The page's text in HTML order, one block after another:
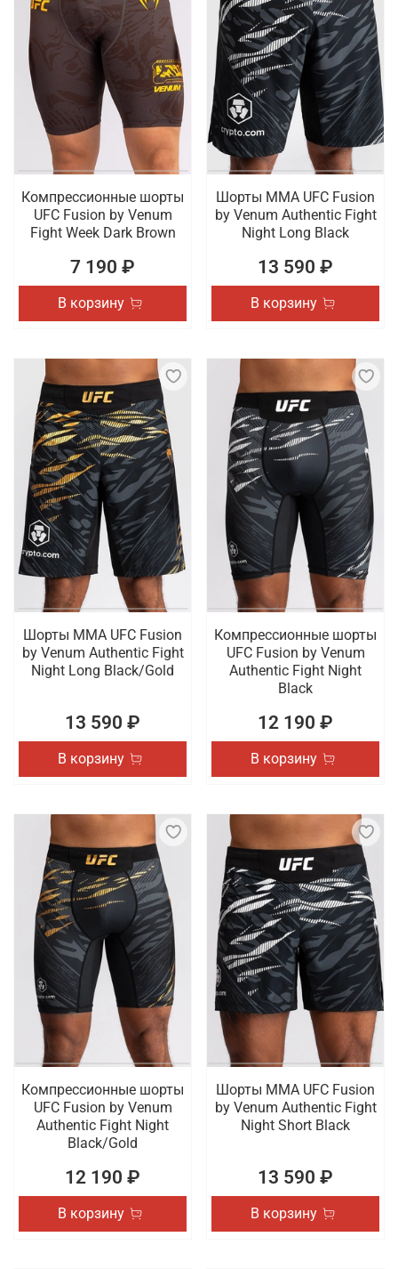
Компрессионные шорты
UFC Fusion by Venum
Fight Week Dark Brown
7 190 ₽
В корзину
Шорты ММА UFC Fusion
by Venum Authentic Fight
Night Long Black
13 590 ₽
В корзину
Шорты ММА UFC Fusion
by Venum Authentic Fight
Night Long Black/Gold
13 590 ₽
В корзину
Компрессионные шорты
UFC Fusion by Venum
Authentic Fight Night
Black
12 190 ₽
В корзину
Компрессионные шорты
UFC Fusion by Venum
Authentic Fight Night
Black/Gold
12 190 ₽
В корзину
Шорты ММА UFC Fusion
by Venum Authentic Fight
Night Short Black
13 590 ₽
В корзину